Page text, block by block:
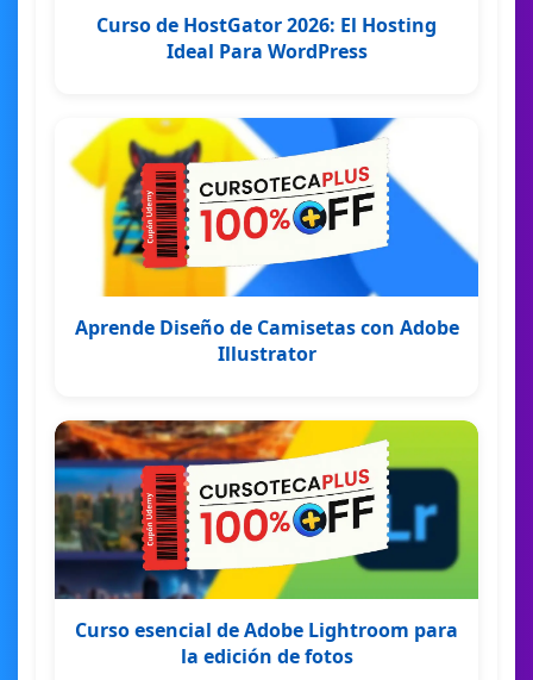
Curso de HostGator 2026: El Hosting
Ideal Para WordPress
Aprende Diseño de Camisetas con Adobe
Illustrator
Curso esencial de Adobe Lightroom para
la edición de fotos